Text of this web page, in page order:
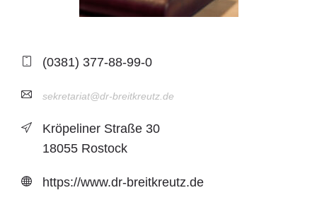
(0381) 377-88-99-0
sekretariat@dr-breitkreutz.de
Kröpeliner Straße 30
18055 Rostock
https://www.dr-breitkreutz.de